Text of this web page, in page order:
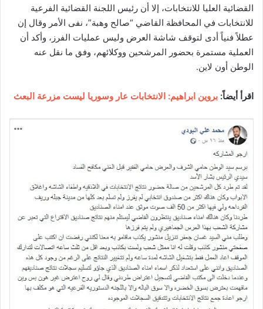
القضائية العليا للانتخابات، إلا أن رئيس اللجنة القضائية الفرعية
للانتخابات في المحافظة القاضي “صالح وهبة”، نفى الأمر وقال إن
عطلاً فنياً أدى لتوقف شاشة العرض وليس عمليات الفرز، وأكد أن
العملية مستمرة بحضور المرشحين ووكلائهم، وفق ما نقل عنه
الوطن أون لاين.
اقرأ أيضاً: بروين ابراهيم: الانتخابات عار وسوريا ليست مزرعة البعث